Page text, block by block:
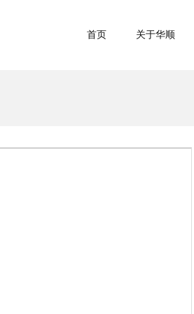
首页 关于华顺